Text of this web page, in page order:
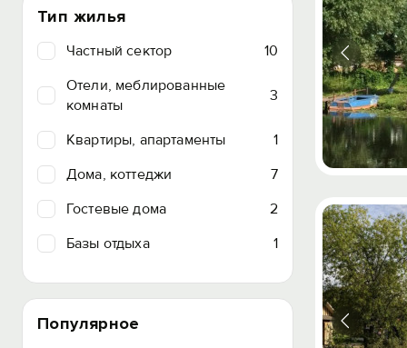
Тип жилья
Частный сектор
10
Отели, меблированные
комнаты
3
Квартиры, апартаменты
1
Дома, коттеджи
7
Гостевые дома
2
Базы отдыха
1
Популярное